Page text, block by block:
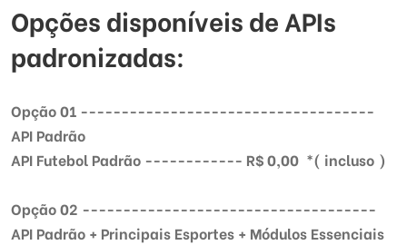
Opções disponíveis de APIs
padronizadas:
Opção 01 ------------------------------------
API Padrão
API Futebol Padrão ------------ R$ 0,00 *( incluso )
Opção 02 ------------------------------------
API Padrão + Principais Esportes + Módulos Essenciais